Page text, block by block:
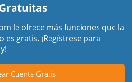
le ofrece más funciones que la
gratis. ¡Regístrese para
Cuenta Gratis